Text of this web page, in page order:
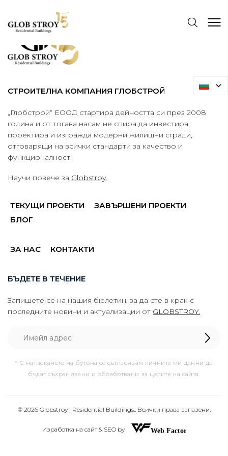
СТРОИТЕЛНА КОМПАНИЯ ГЛОБСТРОЙ
„Глобстрой“ ЕООД стартира дейността си през 2008
година и от тогава насам не спира да инвестира,
проектира и изгражда модерни жилищни сгради,
отговарящи на всички стандарти за качество и
функционалност.
Научи повече за Globstroy.
ТЕКУЩИ ПРОЕКТИ
ЗАВЪРШЕНИ ПРОЕКТИ
БЛОГ
ЗА НАС КОНТАКТИ
БЪДЕТЕ В ТЕЧЕНИЕ
Запишете се на нашия бюлетин, за да сте в крак с
последните новини и актуализации от GLOBSTROY.
* С натискането на бутона се съгласявам личните ми данни да
бъдат съхранявани и обработвани за целите на сайта.
© 2026 Globstroy | Residential Buildings.. Всички права запазени.
Изработка на сайт & SEO by